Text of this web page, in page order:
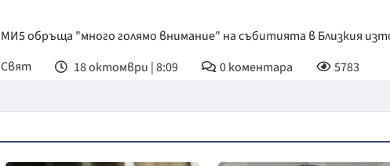
MИ5 обръща "много голямо внимание" на събитията в Близкия
Свят
18 октомври | 8:09 0коментара 5783